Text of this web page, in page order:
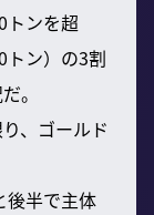
トンを超
トン）の3割
。
、ゴールド
後半で主体